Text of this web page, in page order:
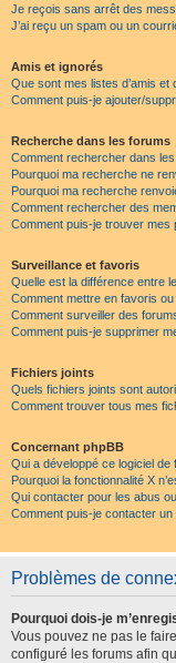
Je reçois sans arrêt des
J’ai reçu un spam ou un
Amis et ignorés
Que sont mes listes d’amis et
Comment puis-je ajouter/
Recherche dans les forums
Comment rechercher dans
Pourquoi ma recherche ne
Pourquoi ma recherche
Comment rechercher des
Comment puis-je trouver
Surveillance et favoris
Quelle est la différence entre
Comment mettre en favoris
Comment surveiller des
Comment puis-je supprimer
Fichiers joints
Quels fichiers joints sont
Comment trouver tous mes
Concernant phpBB
Qui a développé ce logiciel de
Pourquoi la fonctionnalité X
Qui contacter pour les abus
Comment puis-je contacter
Problèmes de
Pourquoi dois-je
Vous pouvez ne pas le
configuré les forums afin